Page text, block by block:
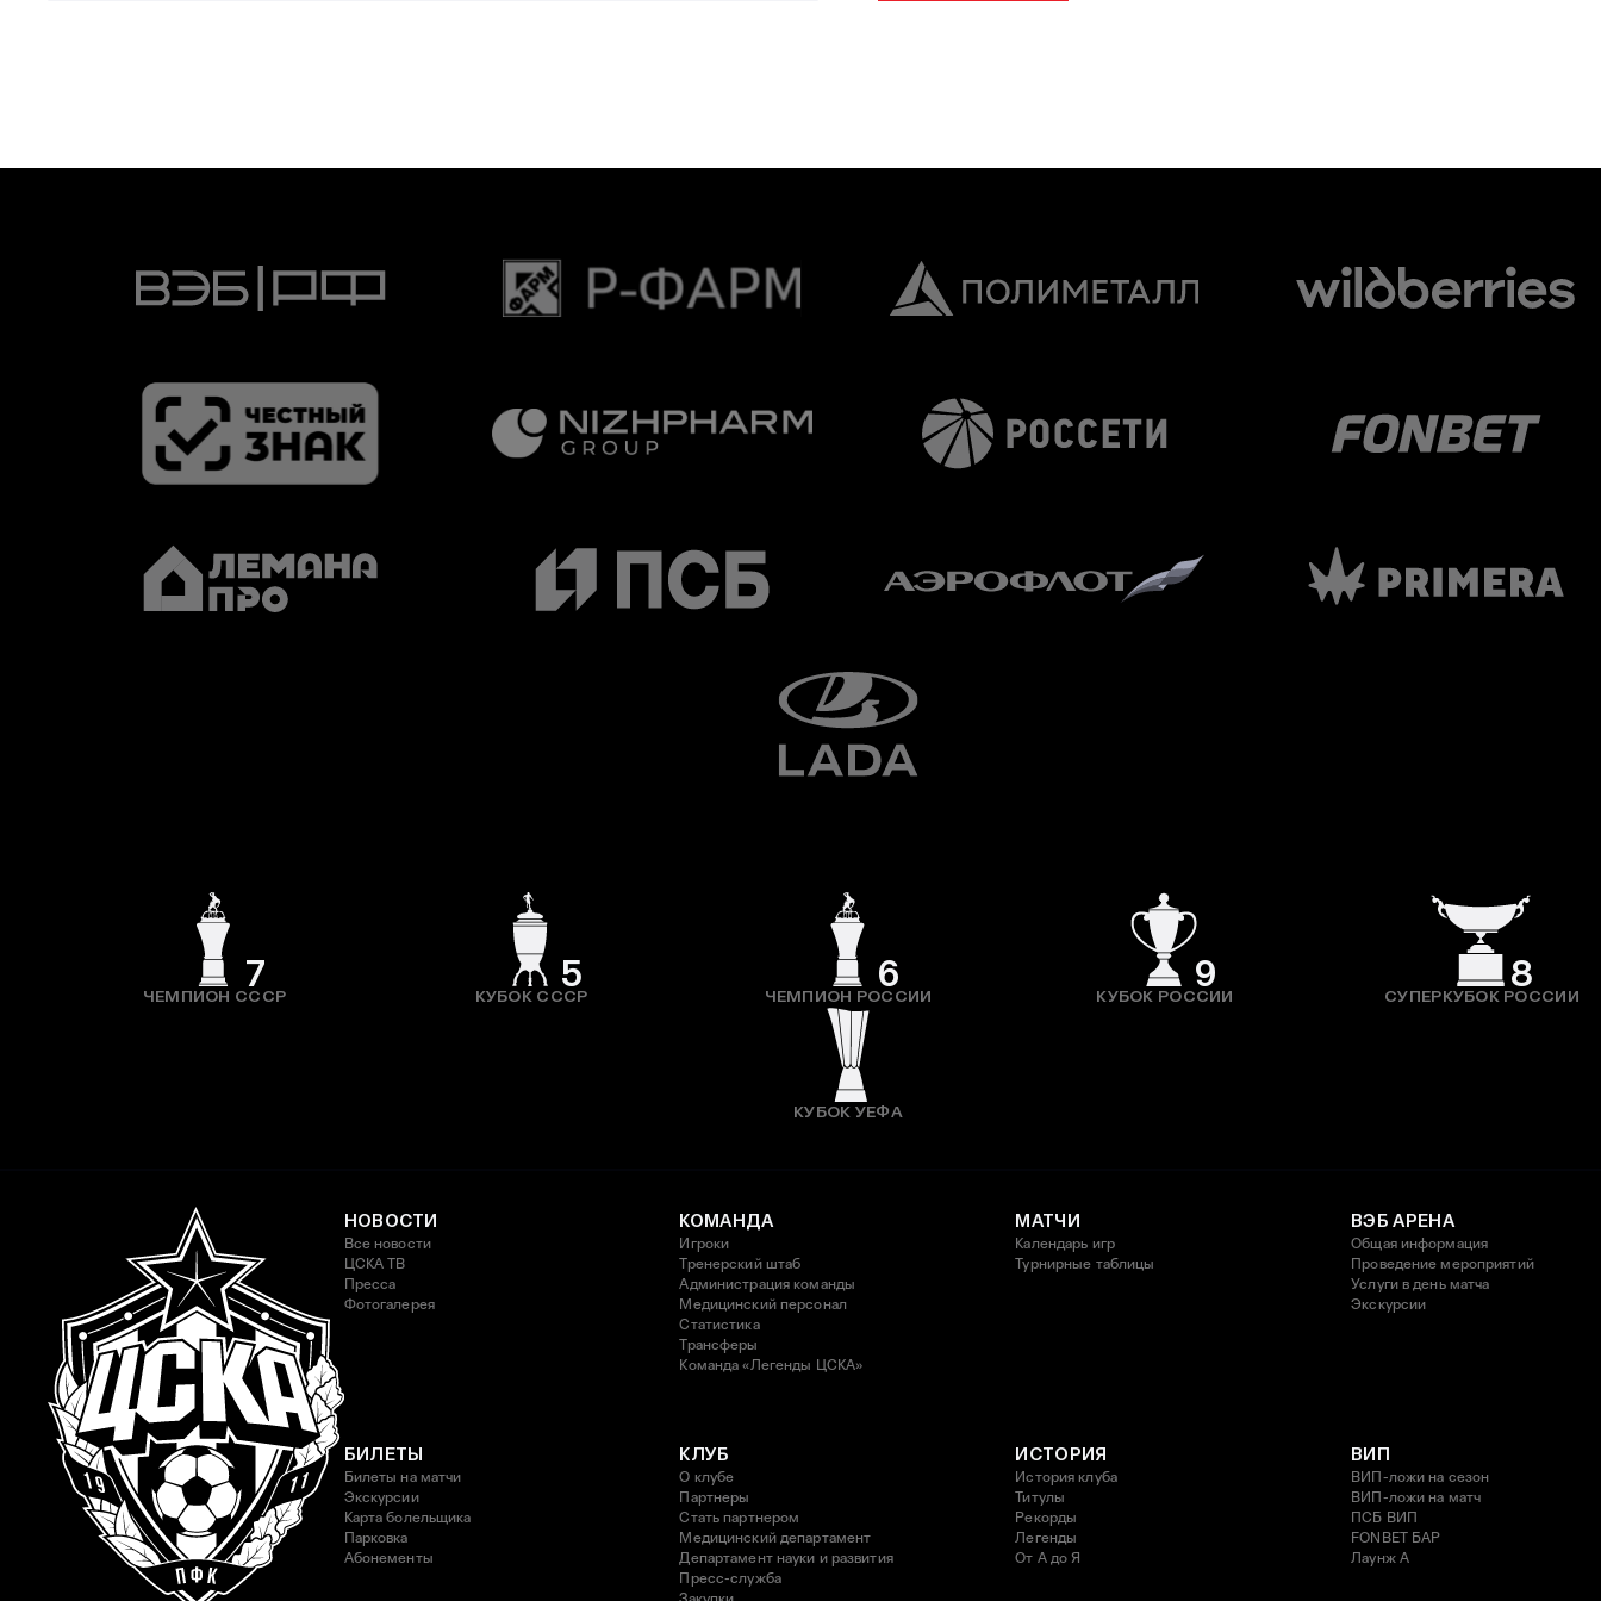
7
ЧЕМПИОН СССР
5
КУБОК СССР
6
ЧЕМПИОН РОССИИ
9
КУБОК РОССИИ
8
СУПЕРКУБОК РОССИИ
КУБОК УЕФА
НОВОСТИ
Все новости
ЦСКА ТВ
Пресса
Фотогалерея
КОМАНДА
Игроки
Тренерский штаб
Администрация команды
Медицинский персонал
Статистика
Трансферы
Команда «Легенды ЦСКА»
МАТЧИ
Календарь игр
Турнирные таблицы
ВЭБ АРЕНА
Общая информация
Проведение мероприятий
Услуги в день матча
Экскурсии
БИЛЕТЫ
Билеты на матчи
Экскурсии
Карта болельщика
Парковка
Абонементы
КЛУБ
О клубе
Партнеры
Стать партнером
Медицинский департамент
Департамент науки и развития
Пресс-служба
ИСТОРИЯ
История клуба
Титулы
Рекорды
Легенды
От А до Я
ВИП
ВИП-ложи на сезон
ВИП-ложи на матч
ПСБ ВИП
FONBET БАР
Лаунж A